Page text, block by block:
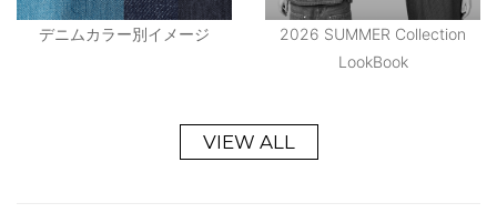
デニムカラー別イメージ
2026 SUMMER Collection
LookBook
VIEW ALL